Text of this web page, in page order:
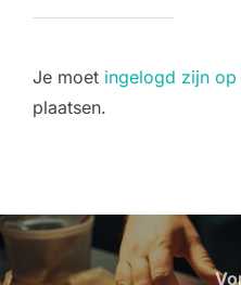
Je moet ingelogd zijn op
plaatsen.
Bericht